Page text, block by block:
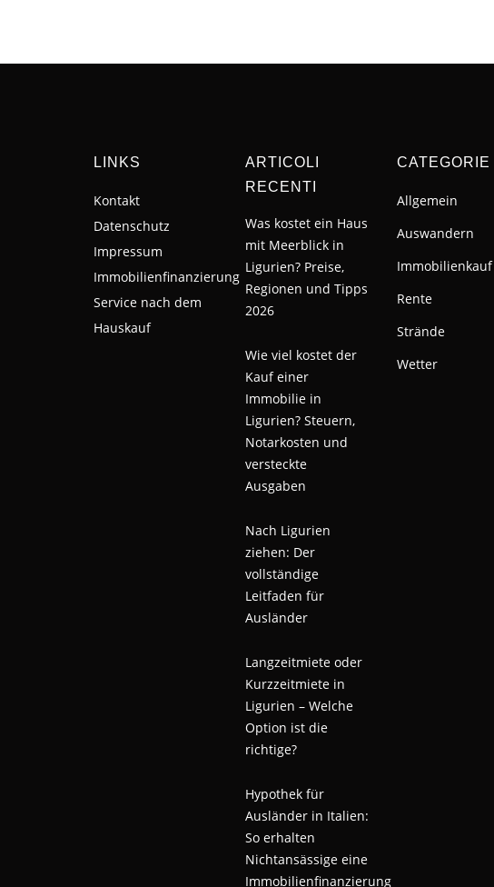
LINKS
Kontakt
Datenschutz
Impressum
Immobilienfinanzierung
Service nach dem
Hauskauf
ARTICOLI
RECENTI
Was kostet ein Haus
mit Meerblick in
Ligurien? Preise,
Regionen und Tipps
2026
Wie viel kostet der
Kauf einer
Immobilie in
Ligurien? Steuern,
Notarkosten und
versteckte
Ausgaben
Nach Ligurien
ziehen: Der
vollständige
Leitfaden für
Ausländer
Langzeitmiete oder
Kurzzeitmiete in
Ligurien – Welche
Option ist die
richtige?
Hypothek für
Ausländer in Italien:
So erhalten
Nichtansässige eine
Immobilienfinanzierung
CATEGORIE
Allgemein
Auswandern
Immobilienkauf
Rente
Strände
Wetter